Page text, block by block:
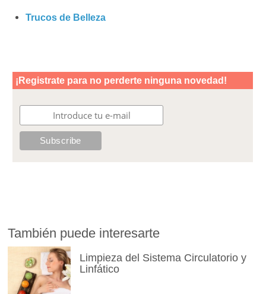
Trucos de Belleza
También puede interesarte
Limpieza del Sistema Circulatorio y
Linfático